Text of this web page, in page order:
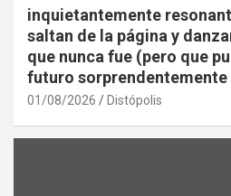
inquietantemente
saltan de la página y
que nunca fue (pero que
futuro
01/08/2026 Distópolis